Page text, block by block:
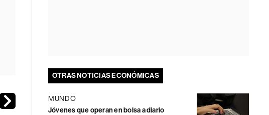
OTRAS NOTICIAS ECONÓMICAS
MUNDO
Jóvenes que operan en bolsa a diario